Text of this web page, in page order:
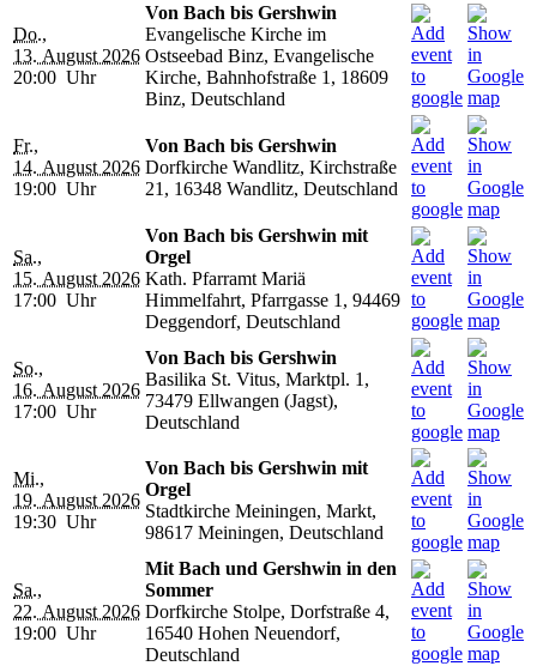
Do.,
13. August 2026
20:00 Uhr
Von Bach bis Gershwin
Evangelische Kirche im
Ostseebad Binz, Evangelische
Kirche, Bahnhofstraße 1, 18609
Binz, Deutschland
Fr.,
14. August 2026
19:00 Uhr
Von Bach bis Gershwin
Dorfkirche Wandlitz, Kirchstraße
21, 16348 Wandlitz, Deutschland
Sa.,
15. August 2026
17:00 Uhr
Von Bach bis Gershwin mit
Orgel
Kath. Pfarramt Mariä
Himmelfahrt, Pfarrgasse 1, 94469
Deggendorf, Deutschland
So.,
16. August 2026
17:00 Uhr
Von Bach bis Gershwin
Basilika St. Vitus, Marktpl. 1,
73479 Ellwangen (Jagst),
Deutschland
Mi.,
19. August 2026
19:30 Uhr
Von Bach bis Gershwin mit
Orgel
Stadtkirche Meiningen, Markt,
98617 Meiningen, Deutschland
Sa.,
22. August 2026
19:00 Uhr
Mit Bach und Gershwin in den
Sommer
Dorfkirche Stolpe, Dorfstraße 4,
16540 Hohen Neuendorf,
Deutschland